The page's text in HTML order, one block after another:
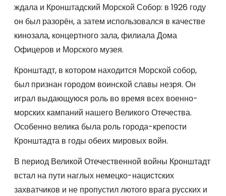
ждала и Кронштадский Морской Собор: в 1926 году
он был разорён, а затем использовался в качестве
кинозала, концертного зала, филиала Дома
Офицеров и Морского музея.
Кронштадт, в котором находится Морской собор,
был признан городом воинской славы незря. Он
играл выдающуюся роль во время всех военно-
морских кампаний нашего Великого Отечества.
Особенно велика была роль города-крепости
Кронштадта в годы обеих мировых войн.
В период Великой Отечественной войны Кронштадт
встал на пути наглых немецко-нацистских
захватчиков и не пропустил лютого врага русских и